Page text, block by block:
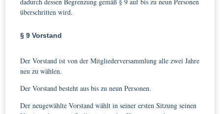
überschritten wird.
§ 9 Vorstand
Der Vorstand ist von der Mitgliederversammlung alle zwei Jahre
neu zu wählen.
Der Vorstand besteht aus bis zu neun Personen.
Der neugewählte Vorstand wählt in seiner ersten Sitzung seinen